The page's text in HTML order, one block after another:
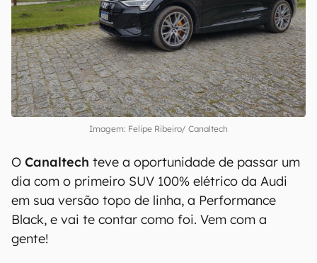
Imagem: Felipe Ribeiro/ Canaltech
O Canaltech teve a oportunidade de passar um
dia com o primeiro SUV 100% elétrico da Audi
em sua versão topo de linha, a Performance
Black, e vai te contar como foi. Vem com a
gente!